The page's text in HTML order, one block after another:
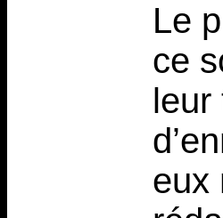
Le
ce
leur
eux